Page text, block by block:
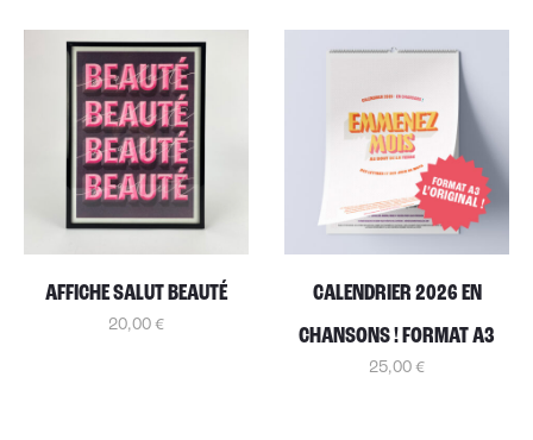
AFFICHE SALUT BEAUTÉ
20,00 €
CALENDRIER 2026 EN
CHANSONS ! FORMAT A3
25,00 €